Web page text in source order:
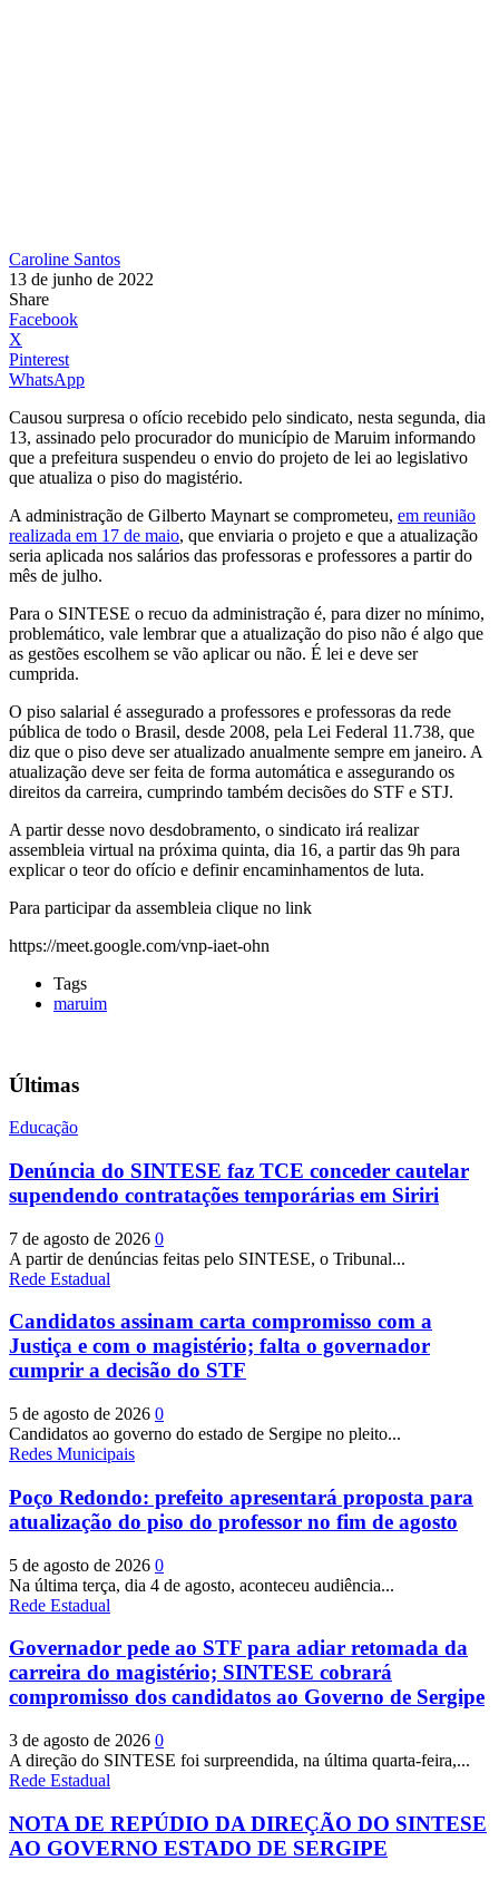
Caroline Santos
13 de junho de 2022
Share
Facebook
X
Pinterest
WhatsApp
Causou surpresa o ofício recebido pelo sindicato, nesta segunda, dia
13, assinado pelo procurador do município de Maruim informando
que a prefeitura suspendeu o envio do projeto de lei ao legislativo
que atualiza o piso do magistério.
A administração de Gilberto Maynart se comprometeu, em reunião
realizada em 17 de maio, que enviaria o projeto e que a atualização
seria aplicada nos salários das professoras e professores a partir do
mês de julho.
Para o SINTESE o recuo da administração é, para dizer no mínimo,
problemático, vale lembrar que a atualização do piso não é algo que
as gestões escolhem se vão aplicar ou não. É lei e deve ser
cumprida.
O piso salarial é assegurado a professores e professoras da rede
pública de todo o Brasil, desde 2008, pela Lei Federal 11.738, que
diz que o piso deve ser atualizado anualmente sempre em janeiro. A
atualização deve ser feita de forma automática e assegurando os
direitos da carreira, cumprindo também decisões do STF e STJ.
A partir desse novo desdobramento, o sindicato irá realizar
assembleia virtual na próxima quinta, dia 16, a partir das 9h para
explicar o teor do ofício e definir encaminhamentos de luta.
Para participar da assembleia clique no link
https://meet.google.com/vnp-iaet-ohn
Tags
maruim
Últimas
Educação
Denúncia do SINTESE faz TCE conceder cautelar
supendendo contratações temporárias em Siriri
7 de agosto de 2026 0
A partir de denúncias feitas pelo SINTESE, o Tribunal...
Rede Estadual
Candidatos assinam carta compromisso com a
Justiça e com o magistério; falta o governador
cumprir a decisão do STF
5 de agosto de 2026 0
Candidatos ao governo do estado de Sergipe no pleito...
Redes Municipais
Poço Redondo: prefeito apresentará proposta para
atualização do piso do professor no fim de agosto
5 de agosto de 2026 0
Na última terça, dia 4 de agosto, aconteceu audiência...
Rede Estadual
Governador pede ao STF para adiar retomada da
carreira do magistério; SINTESE cobrará
compromisso dos candidatos ao Governo de Sergipe
3 de agosto de 2026 0
A direção do SINTESE foi surpreendida, na última quarta-feira,...
Rede Estadual
NOTA DE REPÚDIO DA DIREÇÃO DO SINTESE
AO GOVERNO ESTADO DE SERGIPE